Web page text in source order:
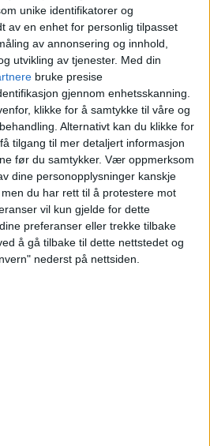
unike identifikatorer og
av en enhet for personlig tilpasset
av annonsering og innhold,
utvikling av tjenester. Med din
bruke presise
gjennom enhetsskanning.
klikke for å samtykke til våre og
Alternativt kan du klikke for
tilgang til mer detaljert informasjon
før du samtykker. Vær oppmerksom
dine personopplysninger kanskje
du har rett til å protestere mot
vil kun gjelde for dette
preferanser eller trekke tilbake
å gå tilbake til dette nettstedet og
nederst på nettsiden.
dette bare er
status som et område
dumpe båtene sine, er
følger etter.